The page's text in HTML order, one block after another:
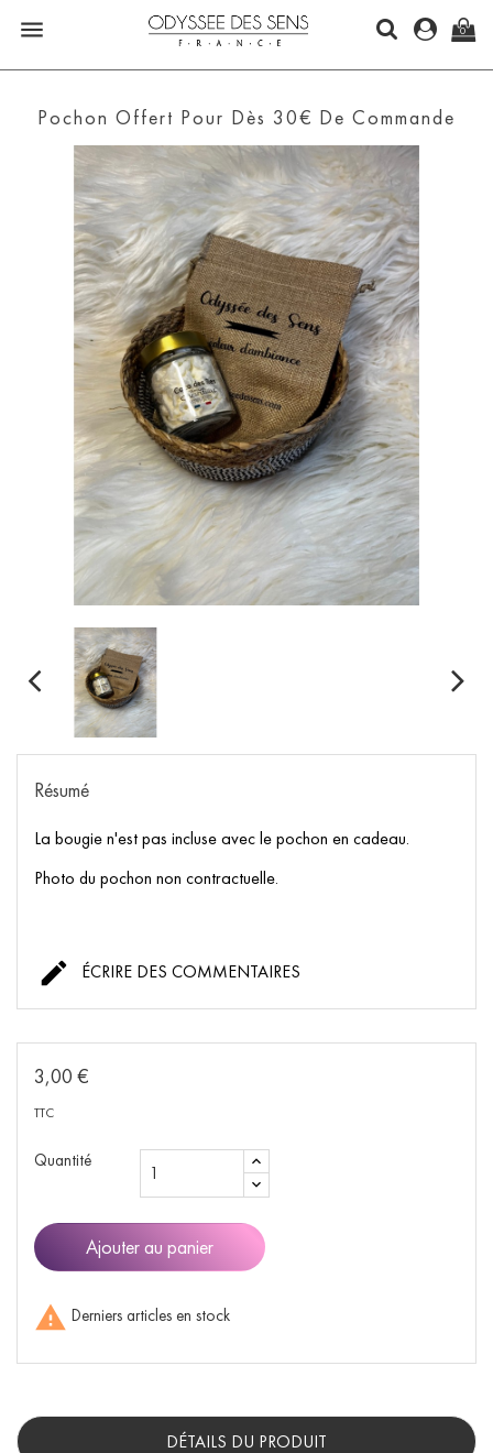
 0
Pochon Offert Pour Dès 30€ De Commande
Résumé
La bougie n'est pas incluse avec le pochon en cadeau.
Photo du pochon non contractuelle.
 ÉCRIRE DES COMMENTAIRES
3,00 €
TTC
Quantité
Ajouter au panier
 Derniers articles en stock
DÉTAILS DU PRODUIT